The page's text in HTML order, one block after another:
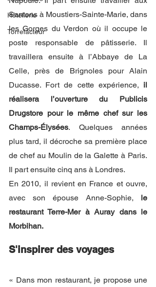
Hôtellerie
Torrefacteur
Santons à Moustiers-Sainte-Marie, dans
les Gorges du Verdon où il occupe le
poste responsable de pâtisserie. Il
travaillera ensuite à l’Abbaye de La
Celle, près de Brignoles pour Alain
Ducasse. Fort de cette expérience, il
réalisera l’ouverture du Publicis
Drugstore pour le même chef sur les
Champs-Élysées. Quelques années
plus tard, il décroche sa première place
de chef au Moulin de la Galette à Paris.
Il part ensuite cinq ans à Londres.
En 2010, il revient en France et ouvre,
avec son épouse Anne-Sophie, le
restaurant Terre-Mer à Auray dans le
Morbihan.
S'inspirer des voyages
« Dans mon restaurant, je propose une